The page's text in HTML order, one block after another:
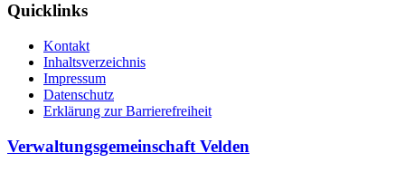
Quicklinks
Kontakt
Inhaltsverzeichnis
Impressum
Datenschutz
Erklärung zur Barrierefreiheit
Verwaltungsgemeinschaft Velden